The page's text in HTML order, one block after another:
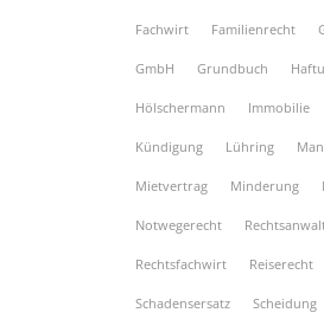
Fachwirt Familienrecht
GmbH Grundbuch
Hölschermann Immobilie
Kündigung Lühring
Mietvertrag Minderung
Notwegerecht
Rechtsfachwirt Reiserecht
Schadensersatz Scheidung